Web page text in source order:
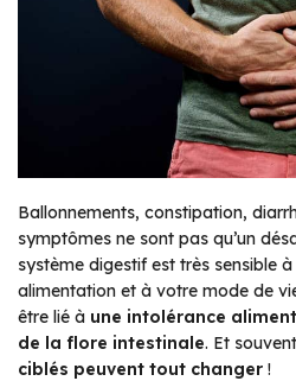
Ballonnements, constipation,
symptômes ne sont pas qu’un
système digestif est très sensible
alimentation et à votre mode de
être lié à une intolérance
de la flore intestinale. Et
ciblés peuvent tout changer !